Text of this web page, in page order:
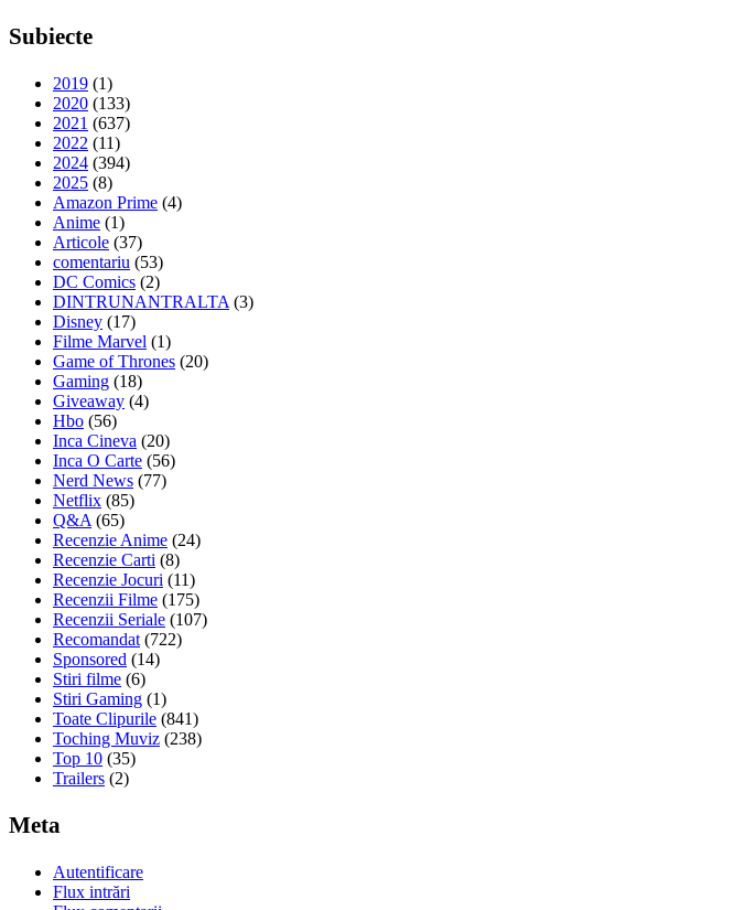
Subiecte
2019 (1)
2020 (133)
2021 (637)
2022 (11)
2024 (394)
2025 (8)
Amazon Prime (4)
Anime (1)
Articole (37)
comentariu (53)
DC Comics (2)
DINTRUNANTRALTA (3)
Disney (17)
Filme Marvel (1)
Game of Thrones (20)
Gaming (18)
Giveaway (4)
Hbo (56)
Inca Cineva (20)
Inca O Carte (56)
Nerd News (77)
Netflix (85)
Q&A (65)
Recenzie Anime (24)
Recenzie Carti (8)
Recenzie Jocuri (11)
Recenzii Filme (175)
Recenzii Seriale (107)
Recomandat (722)
Sponsored (14)
Stiri filme (6)
Stiri Gaming (1)
Toate Clipurile (841)
Toching Muviz (238)
Top 10 (35)
Trailers (2)
Meta
Autentificare
Flux intrări